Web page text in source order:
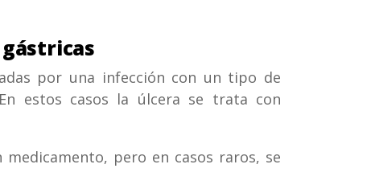
por una infección con un tipo de
estos casos la úlcera se trata con
pero en casos raros, se